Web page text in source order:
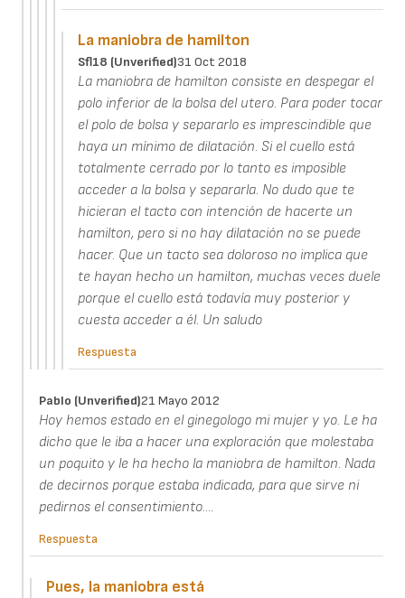
La maniobra de hamilton
Sfl18 (unverified)31 Oct 2018
La maniobra de hamilton consiste en despegar el
polo inferior de la bolsa del utero. Para poder tocar
el polo de bolsa y separarlo es imprescindible que
haya un mínimo de dilatación. Si el cuello está
totalmente cerrado por lo tanto es imposible
acceder a la bolsa y separarla. No dudo que te
hicieran el tacto con intención de hacerte un
hamilton, pero si no hay dilatación no se puede
hacer. Que un tacto sea doloroso no implica que
te hayan hecho un hamilton, muchas veces duele
porque el cuello está todavía muy posterior y
cuesta acceder a él. Un saludo
Respuesta
Pablo (unverified)21 Mayo 2012
Hoy hemos estado en el ginegologo mi mujer y yo. Le ha
dicho que le iba a hacer una exploración que molestaba
un poquito y le ha hecho la maniobra de hamilton. Nada
de decirnos porque estaba indicada, para que sirve ni
pedirnos el consentimiento....
Respuesta
Pues, la maniobra está